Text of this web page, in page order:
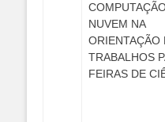
NUVEM NA
ORIENTAÇÃO
TRABALHOS
FEIRAS DE